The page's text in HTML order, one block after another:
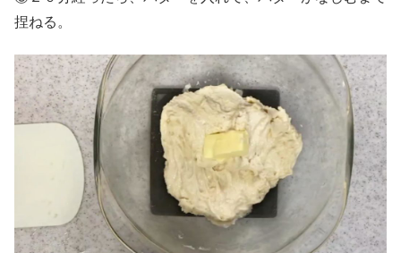
捏ねる。